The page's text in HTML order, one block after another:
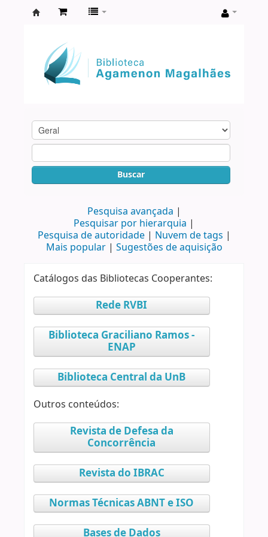
Agamenon
Magalhães
Buscar
Pesquisa avançada
Pesquisar por hierarquia
Pesquisa de autoridade
Nuvem de tags
Mais popular
Sugestões de aquisição
Catálogos das Bibliotecas Cooperantes:
Rede RVBI
Biblioteca Graciliano Ramos -
ENAP
Biblioteca Central da UnB
Outros conteúdos:
Revista de Defesa da
Concorrência
Revista do IBRAC
Normas Técnicas ABNT e ISO
Bases de Dados